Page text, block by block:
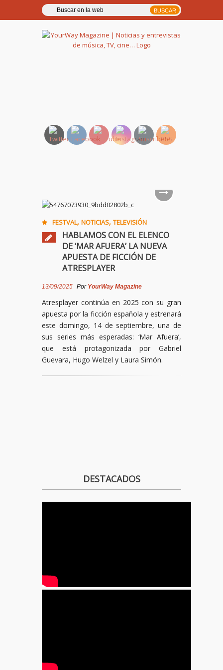
FESTVAL, NOTICIAS, TELEVISIÓN
HABLAMOS CON EL ELENCO
DE ‘MAR AFUERA’ LA NUEVA
APUESTA DE FICCIÓN DE
ATRESPLAYER
13/09/2025 Por YourWay Magazine
Atresplayer continúa en 2025 con su gran
apuesta por la ficción española y estrenará
este domingo, 14 de septiembre, una de
sus series más esperadas: ‘Mar Afuera’,
que está protagonizada por Gabriel
Guevara, Hugo Welzel y Laura Simón.
DESTACADOS